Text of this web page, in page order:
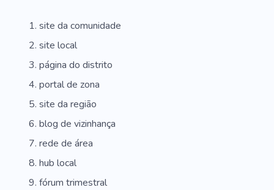
site da comunidade
site local
página do distrito
portal de zona
site da região
blog de vizinhança
rede de área
hub local
fórum trimestral